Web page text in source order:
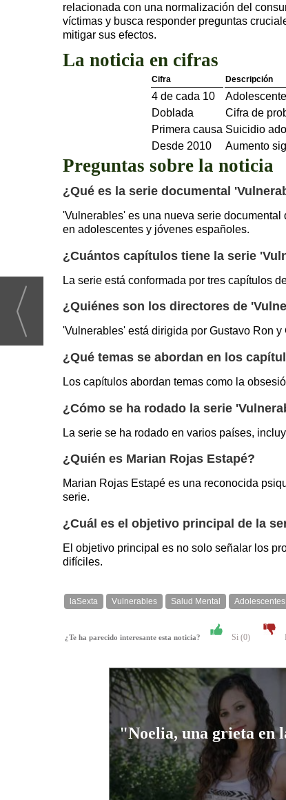
relacionada con una normalización del
víctimas y busca responder preguntas
mitigar sus efectos.
La noticia en cifras
Cifra Descripción
4 de cada 10
Doblada
Cifra de
Primera causa Suicidio
Desde 2010
Aumento
Preguntas sobre la noticia
¿Qué es la serie documental
'Vulnerables' es una nueva serie
en adolescentes y jóvenes españoles.
¿Cuántos capítulos tiene la serie
La serie está conformada por tres capítulos
¿Quiénes son los directores de
'Vulnerables' está dirigida por Gustavo Ron y
¿Qué temas se abordan en los
Los capítulos abordan temas como la
¿Cómo se ha rodado la serie
La serie se ha rodado en varios países,
¿Quién es Marian Rojas Estapé?
Marian Rojas Estapé es una reconocida
serie.
¿Cuál es el objetivo principal de la
El objetivo principal es no solo señalar los
difíciles.
laSexta Vulnerables Salud Mental Adolescentes
¿Te ha parecido interesante esta noticia? Si (0)
"Noelia, una grieta en